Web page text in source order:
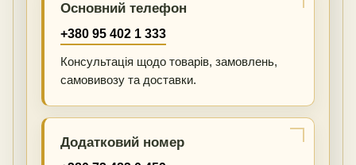
Основний телефон
+380 95 402 1 333
Консультація щодо товарів, замовлень,
самовивозу та доставки.
Додатковий номер